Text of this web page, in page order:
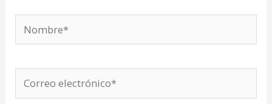
Nombre*
Correo
electrónico*